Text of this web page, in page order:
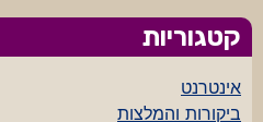
קטגוריות
אינטרנט
ביקורות והמלצות